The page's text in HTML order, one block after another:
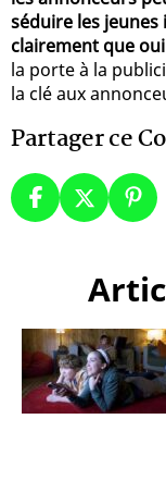
séduire les
clairement que oui
la porte à la
la clé aux
Partager ce